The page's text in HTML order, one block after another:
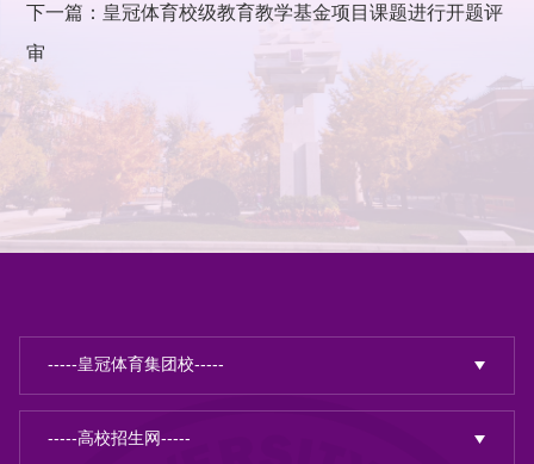
下一篇：皇冠体育校级教育教学基金项目课题进行开题评
审